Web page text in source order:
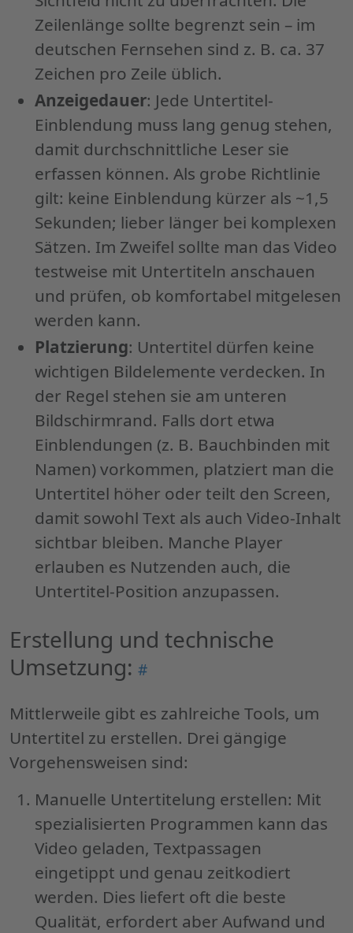
Zeilenlänge sollte begrenzt sein – im
deutschen Fernsehen sind z. B. ca. 37
Zeichen pro Zeile üblich.
Anzeigedauer: Jede Untertitel-
Einblendung muss lang genug stehen,
damit durchschnittliche Leser sie
erfassen können. Als grobe Richtlinie
gilt: keine Einblendung kürzer als ~1,5
Sekunden; lieber länger bei komplexen
Sätzen. Im Zweifel sollte man das Video
testweise mit Untertiteln anschauen
und prüfen, ob komfortabel mitgelesen
werden kann.
Platzierung: Untertitel dürfen keine
wichtigen Bildelemente verdecken. In
der Regel stehen sie am unteren
Bildschirmrand. Falls dort etwa
Einblendungen (z. B. Bauchbinden mit
Namen) vorkommen, platziert man die
Untertitel höher oder teilt den Screen,
damit sowohl Text als auch Video-Inhalt
sichtbar bleiben. Manche Player
erlauben es Nutzenden auch, die
Untertitel-Position anzupassen.
Erstellung und technische
Umsetzung: Permalink
und
technische
Umsetzung:"
#
Mittlerweile gibt es zahlreiche Tools, um
Untertitel zu erstellen. Drei gängige
Vorgehensweisen sind:
Manuelle Untertitelung erstellen: Mit
spezialisierten Programmen kann das
Video geladen, Textpassagen
eingetippt und genau zeitkodiert
werden. Dies liefert oft die beste
Qualität, erfordert aber Aufwand und